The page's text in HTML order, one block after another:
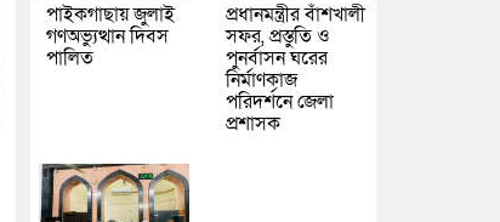
পাইকগাছায় জুলাই
গণঅভ্যুত্থান দিবস
পালিত
প্রধানমন্ত্রীর বাঁশখালী
সফর, প্রস্তুতি ও
পুনর্বাসন ঘরের
নির্মাণকাজ
পরিদর্শনে জেলা
প্রশাসক